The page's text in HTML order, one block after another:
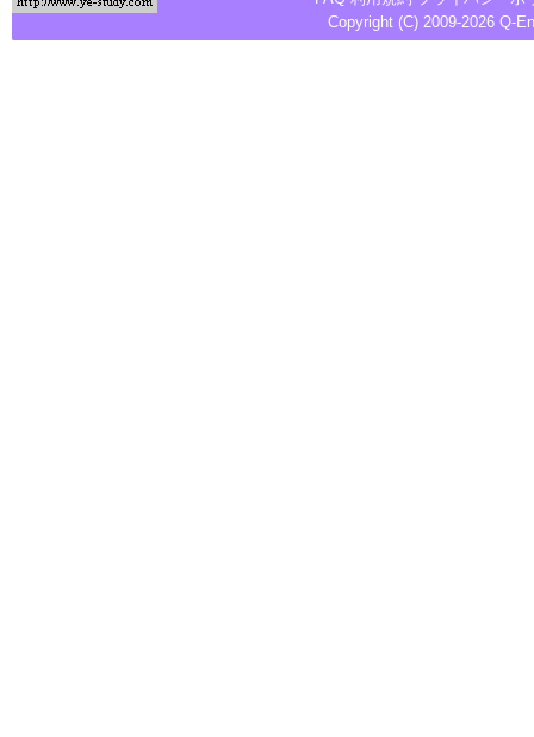
Copyright (C) 2009-2026 Q-